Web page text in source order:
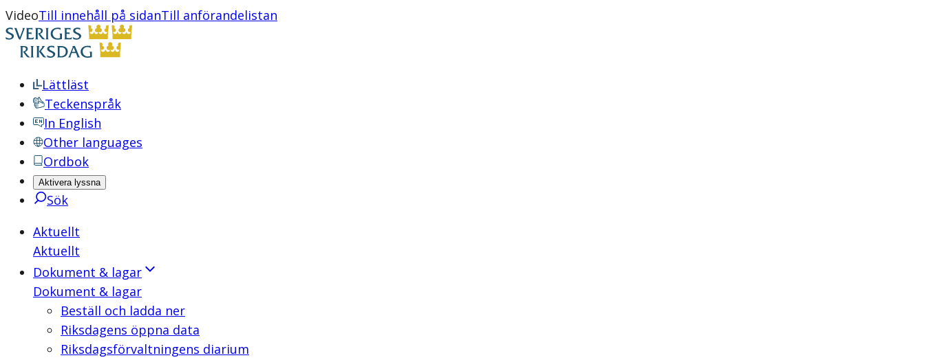
VideoTill innehåll på sidanTill anförandelistan
Lättläst
Teckenspråk
In English
Other languages
Ordbok
Aktivera lyssna
Sök
Aktuellt
Aktuellt
Dokument & lagar
Dokument & lagar
Beställ och ladda ner
Riksdagens öppna data
Riksdagsförvaltningens diarium